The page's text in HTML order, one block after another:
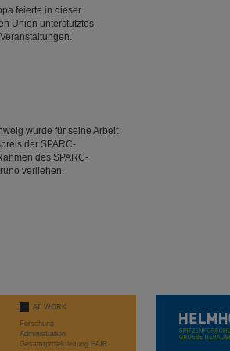
feierte in dieser
Union unterstütztes
wurde für seine Arbeit
der SPARC-
des SPARC-
verliehen.
AT WORK
Forschung
Administration
Gesamtprojektleitung FAIR